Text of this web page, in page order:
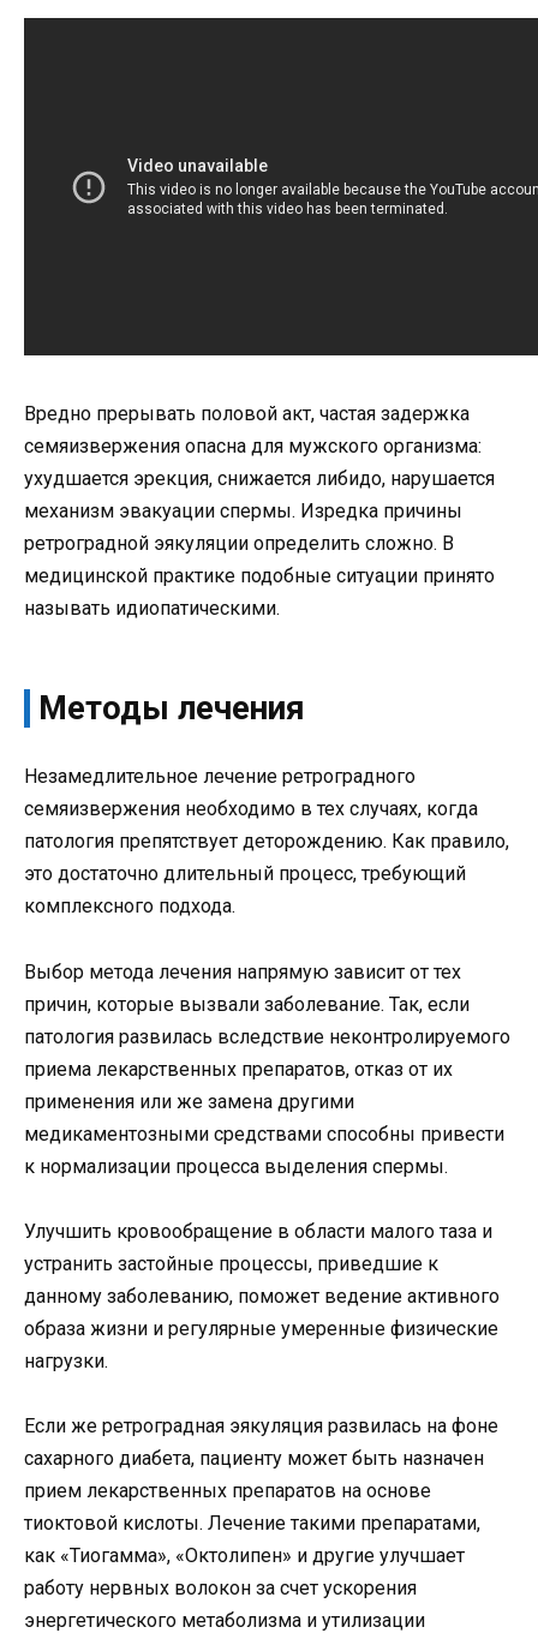
Вредно прерывать половой акт, частая задержка
семяизвержения опасна для мужского организма:
ухудшается эрекция, снижается либидо, нарушается
механизм эвакуации спермы. Изредка причины
ретроградной эякуляции определить сложно. В
медицинской практике подобные ситуации принято
называть идиопатическими.
Методы лечения
Незамедлительное лечение ретроградного
семяизвержения необходимо в тех случаях, когда
патология препятствует деторождению. Как правило,
это достаточно длительный процесс, требующий
комплексного подхода.
Выбор метода лечения напрямую зависит от тех
причин, которые вызвали заболевание. Так, если
патология развилась вследствие неконтролируемого
приема лекарственных препаратов, отказ от их
применения или же замена другими
медикаментозными средствами способны привести
к нормализации процесса выделения спермы.
Улучшить кровообращение в области малого таза и
устранить застойные процессы, приведшие к
данному заболеванию, поможет ведение активного
образа жизни и регулярные умеренные физические
нагрузки.
Если же ретроградная эякуляция развилась на фоне
сахарного диабета, пациенту может быть назначен
прием лекарственных препаратов на основе
тиоктовой кислоты. Лечение такими препаратами,
как «Тиогамма», «Октолипен» и другие улучшает
работу нервных волокон за счет ускорения
энергетического метаболизма и утилизации